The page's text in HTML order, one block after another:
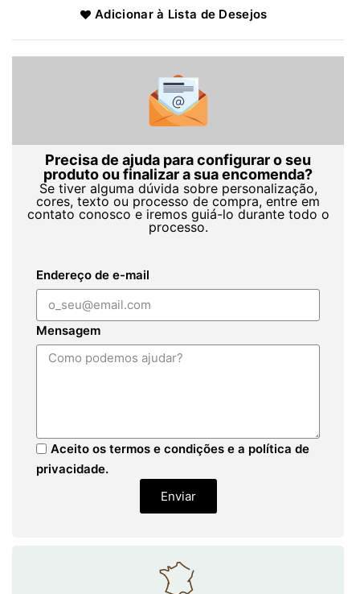
Adicionar à Lista de Desejos
Precisa de ajuda para configurar o seu
produto ou finalizar a sua encomenda?
Se tiver alguma dúvida sobre personalização,
cores, texto ou processo de compra, entre em
contato conosco e iremos guiá-lo durante todo o
processo.
Endereço de e-mail
Mensagem
Aceito os termos e condições e a política de
privacidade.
Enviar